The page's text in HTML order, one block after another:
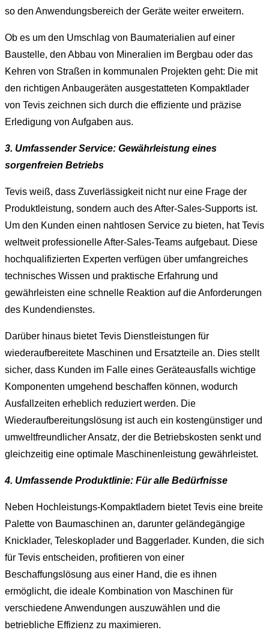
so den Anwendungsbereich der Geräte weiter erweitern.
Ob es um den Umschlag von Baumaterialien auf einer
Baustelle, den Abbau von Mineralien im Bergbau oder das
Kehren von Straßen in kommunalen Projekten geht: Die mit
den richtigen Anbaugeräten ausgestatteten Kompaktlader
von Tevis zeichnen sich durch die effiziente und präzise
Erledigung von Aufgaben aus.
3. Umfassender Service: Gewährleistung eines
sorgenfreien Betriebs
Tevis weiß, dass Zuverlässigkeit nicht nur eine Frage der
Produktleistung, sondern auch des After-Sales-Supports ist.
Um den Kunden einen nahtlosen Service zu bieten, hat Tevis
weltweit professionelle After-Sales-Teams aufgebaut. Diese
hochqualifizierten Experten verfügen über umfangreiches
technisches Wissen und praktische Erfahrung und
gewährleisten eine schnelle Reaktion auf die Anforderungen
des Kundendienstes.
Darüber hinaus bietet Tevis Dienstleistungen für
wiederaufbereitete Maschinen und Ersatzteile an. Dies stellt
sicher, dass Kunden im Falle eines Geräteausfalls wichtige
Komponenten umgehend beschaffen können, wodurch
Ausfallzeiten erheblich reduziert werden. Die
Wiederaufbereitungslösung ist auch ein kostengünstiger und
umweltfreundlicher Ansatz, der die Betriebskosten senkt und
gleichzeitig eine optimale Maschinenleistung gewährleistet.
4. Umfassende Produktlinie: Für alle Bedürfnisse
Neben Hochleistungs-Kompaktladern bietet Tevis eine breite
Palette von Baumaschinen an, darunter geländegängige
Knicklader, Teleskoplader und Baggerlader. Kunden, die sich
für Tevis entscheiden, profitieren von einer
Beschaffungslösung aus einer Hand, die es ihnen
ermöglicht, die ideale Kombination von Maschinen für
verschiedene Anwendungen auszuwählen und die
betriebliche Effizienz zu maximieren.